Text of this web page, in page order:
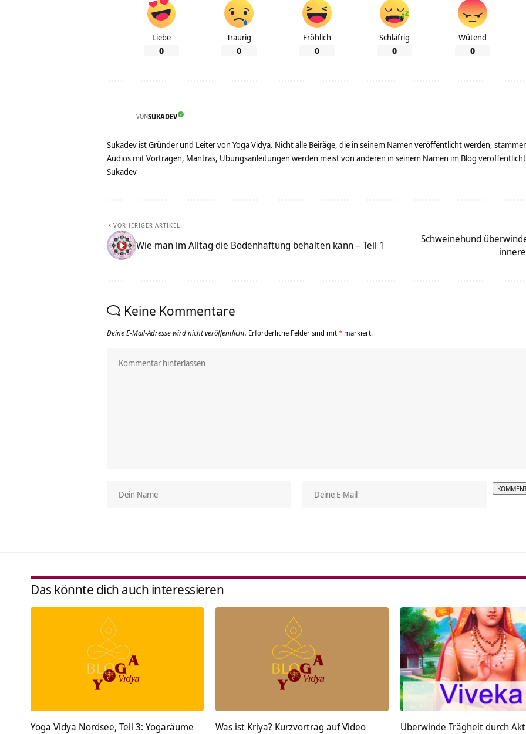
Liebe
0
Traurig
0
Fröhlich
0
Schläfrig
0
Wütend
0
VONSUKADEV
Sukadev ist Gründer und Leiter von Yoga Vidya. Nicht alle Beiräge, die in seinem Namen veröffentlicht werden,
Audios mit Vorträgen, Mantras, Übungsanleitungen werden meist von anderen in seinem Namen im Blog
Sukadev
VORHERIGER ARTIKEL
Wie man im Alltag die Bodenhaftung behalten kann – Teil 1
Schweinehund
Keine Kommentare
Deine E-Mail-Adresse wird nicht veröffentlicht. Erforderliche Felder sind mit* markiert.
Das könnte dich auch interessieren
Yoga Vidya Nordsee, Teil 3: Yogaräume Was ist Kriya? Kurzvortrag auf Video Überwinde Trägheit durch